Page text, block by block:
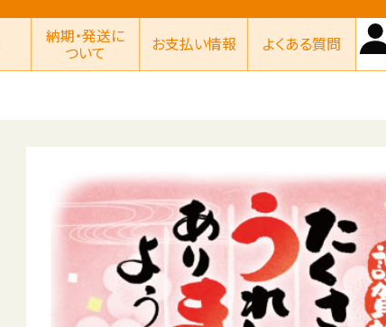
納期・発送に
ついて お支払い情報 よくある質問